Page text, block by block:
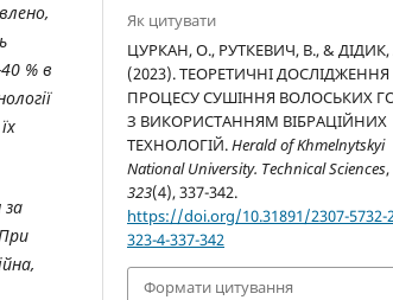
% в
за
Як цитувати
ЦУРКАН, О., РУТКЕВИЧ, В., & ДІДИК,
(2023). ТЕОРЕТИЧНІ ДОСЛІДЖЕННЯ
ПРОЦЕСУ СУШІННЯ ВОЛОСЬКИХ
З ВИКОРИСТАННЯМ ВІБРАЦІЙНИХ
ТЕХНОЛОГІЙ.Herald of Khmelnytskyi
National University. Technical Sciences,
323(4), 337-342.
https://doi.org/10.31891/2307-5732-
323-4-337-342
Формати цитування